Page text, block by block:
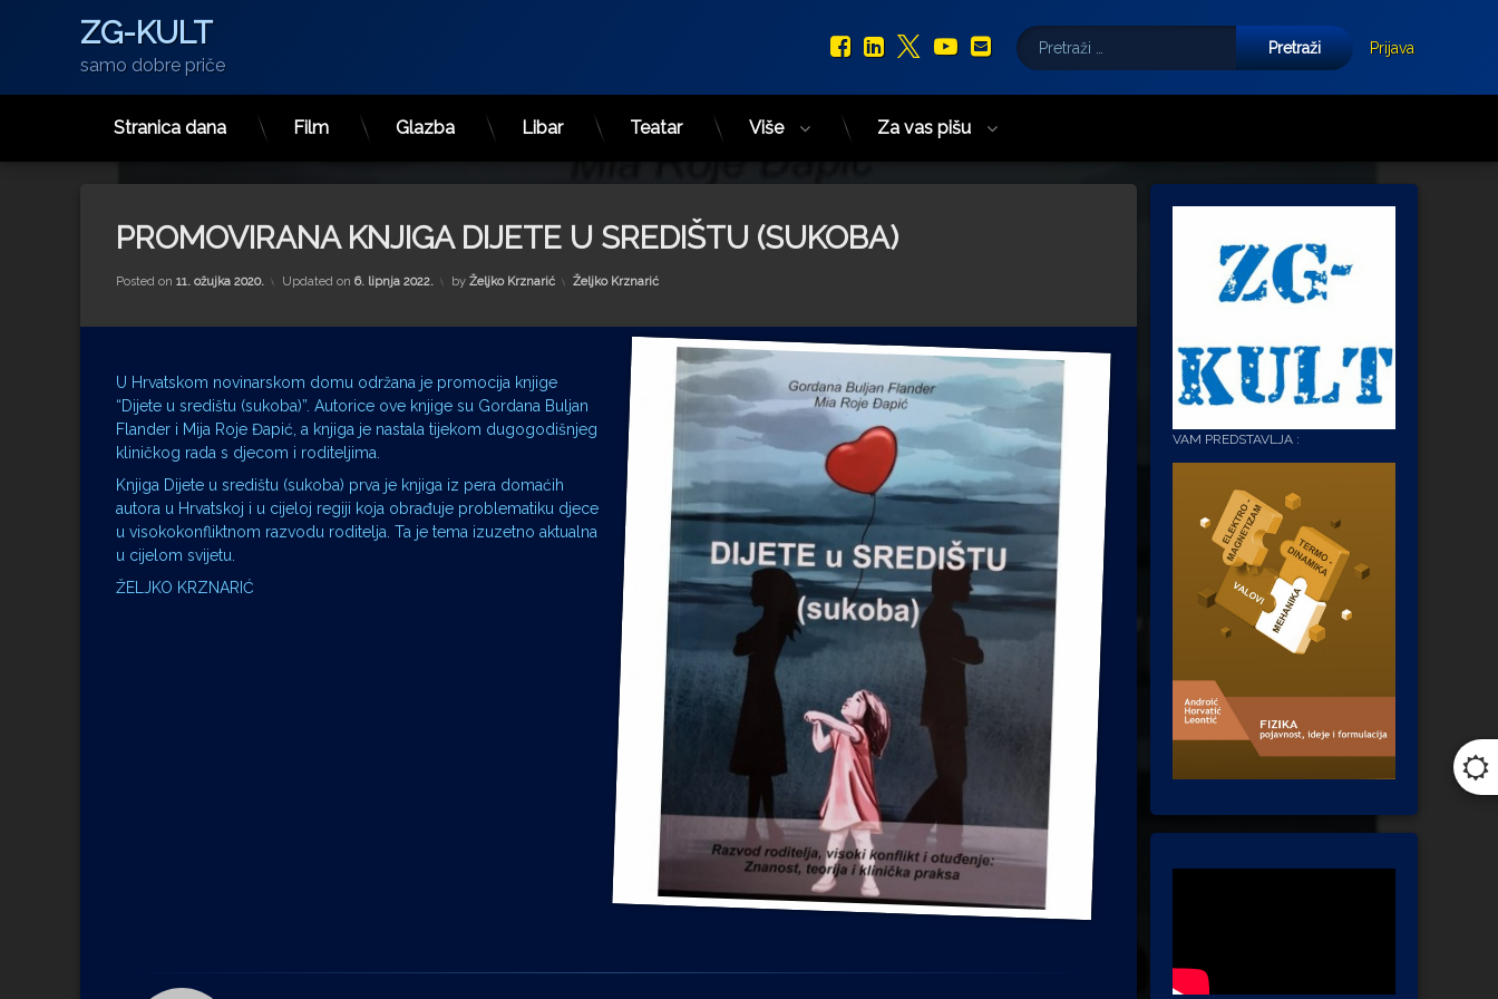
Preskoči
ZG-KULT
samo dobre priče
Facebook
LinkedIn
X.com
YouTube
E-mail
Pretraži:
Prijava
Stranica dana Film Glazba Libar Teatar Više Za vas pišu
PROMOVIRANA KNJIGA DIJETE U SREDIŠTU (SUKOBA)
Posted on 11. ožujka 2020. Updated on 6. lipnja 2022. by Željko Krznarić Kategorije:
Željko Krznarić
U Hrvatskom novinarskom domu održana je promocija knjige
“Dijete u središtu (sukoba)”. Autorice ove knjige su Gordana Buljan
Flander i Mija Roje Đapić, a knjiga je nastala tijekom dugogodišnjeg
kliničkog rada s djecom i roditeljima.
Knjiga Dijete u središtu (sukoba) prva je knjiga iz pera domaćih
autora u Hrvatskoj i u cijeloj regiji koja obrađuje problematiku djece
u visokokonfliktnom razvodu roditelja. Ta je tema izuzetno aktualna
u cijelom svijetu.
ŽELJKO KRZNARIĆ
VAM PREDSTAVLJA :